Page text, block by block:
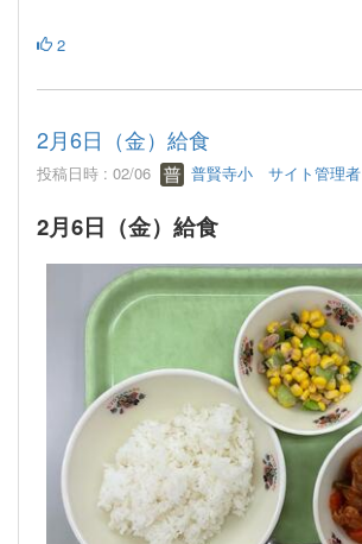
2
2月6日（金）給食
投稿日時 : 02/06 普賢寺小 サイト管理者
2月6日（金）給食